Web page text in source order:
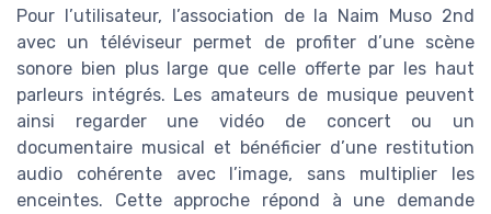
Pour l’utilisateur, l’association de la Naim Muso 2nd
avec un téléviseur permet de profiter d’une scène
sonore bien plus large que celle offerte par les haut
parleurs intégrés. Les amateurs de musique peuvent
ainsi regarder une vidéo de concert ou un
documentaire musical et bénéficier d’une restitution
audio cohérente avec l’image, sans multiplier les
enceintes. Cette approche répond à une demande